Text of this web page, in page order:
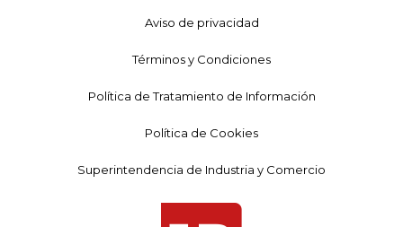
Aviso de privacidad
Términos y Condiciones
Política de Tratamiento de Información
Política de Cookies
Superintendencia de Industria y Comercio